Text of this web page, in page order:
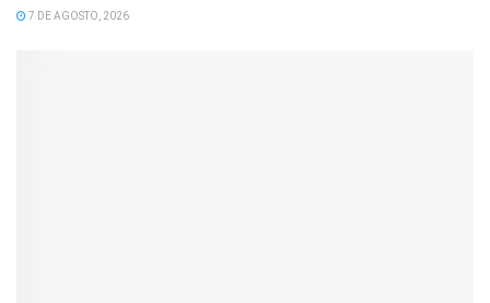
7 DE AGOSTO, 2026